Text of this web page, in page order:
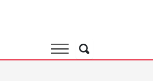
Suche
Suche